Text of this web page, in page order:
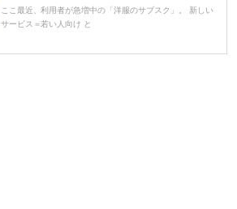
ここ最近、利用者が急増中の「洋服のサブスク」。 新しい
サービス＝若い人向け と